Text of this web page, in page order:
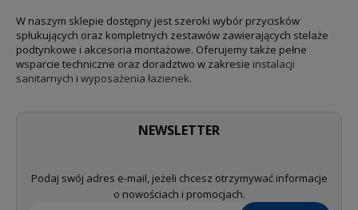
W naszym sklepie dostępny jest szeroki wybór przycisków
spłukujących oraz kompletnych zestawów zawierających stelaże
podtynkowe i akcesoria montażowe. Oferujemy także pełne
wsparcie techniczne oraz doradztwo w zakresie instalacji
sanitarnych i wyposażenia łazienek.
NEWSLETTER
Podaj swój adres e-mail, jeżeli chcesz otrzymywać informacje
o nowościach i promocjach.